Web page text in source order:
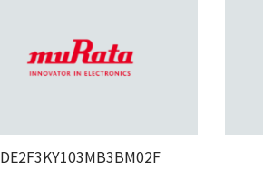
DE2F3KY103MB3BM02F